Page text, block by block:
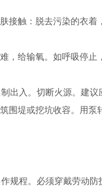
触：脱去污染的衣着
给输氧。如呼吸停止
入。切断火源。建议
围堤或挖坑收容。用
程。必须穿戴劳动防